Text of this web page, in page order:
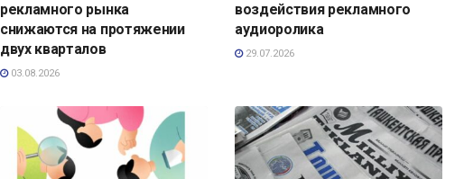
рекламного рынка
снижаются на протяжении
двух кварталов
03.08.2026
воздействия рекламного
аудиоролика
29.07.2026